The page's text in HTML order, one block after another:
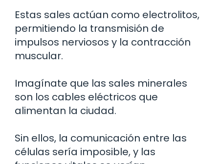
Estas sales actúan como electrolitos,
permitiendo la transmisión de
impulsos nerviosos y la contracción
muscular.
Imagínate que las sales minerales
son los cables eléctricos que
alimentan la ciudad.
Sin ellos, la comunicación entre las
células sería imposible, y las